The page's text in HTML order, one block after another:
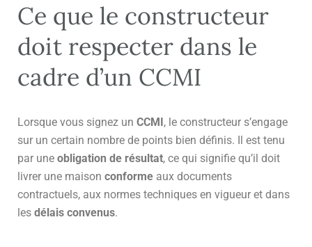
Ce que le constructeur
doit respecter dans le
cadre d’un CCMI
Lorsque vous signez un CCMI , le constructeur s’engage
sur un certain nombre de points bien définis. Il est tenu
par une obligation de résultat, ce qui signifie qu’il doit
livrer une maison conforme aux documents
contractuels, aux normes techniques en vigueur et dans
les délais convenus.